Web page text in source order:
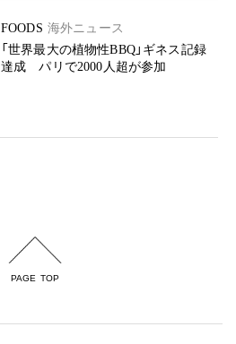
FOODS 海外ニュース
「世界最大の植物性BBQ」ギネス記録
達成 パリで2000人超が参加
PAGE TOP